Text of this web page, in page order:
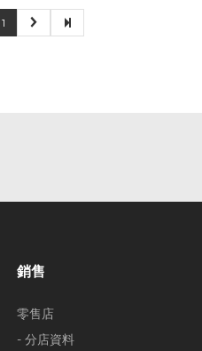
1
銷售
零售店
- 分店資料